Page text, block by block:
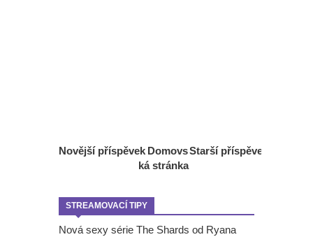
Novější příspěvek Starší příspěvek
Domovs
ká stránka
STREAMOVACÍ TIPY
Nová sexy série The Shards od Ryana